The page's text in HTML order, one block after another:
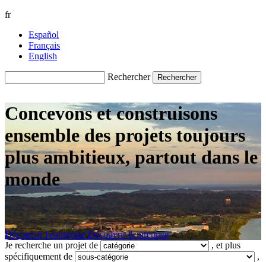
fr
Español
Français
English
Rechercher
Concevons et construisons
ensemble des projets toujours
plus ambitieux, partout dans le
monde
Découvrir l'entreprise Découvrir l'entreprise
Je recherche un projet de
, et plus
spécifiquement de
,